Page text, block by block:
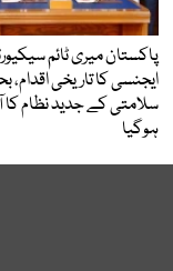
پاکستان میری ٹائم
ایجنسی کا تاریخی اقدام،
سلامتی کے جدید نظام کا
ہوگیا